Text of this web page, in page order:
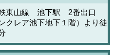
東山線 池下駅 2番出口
ンクレア池下地下１階）より徒